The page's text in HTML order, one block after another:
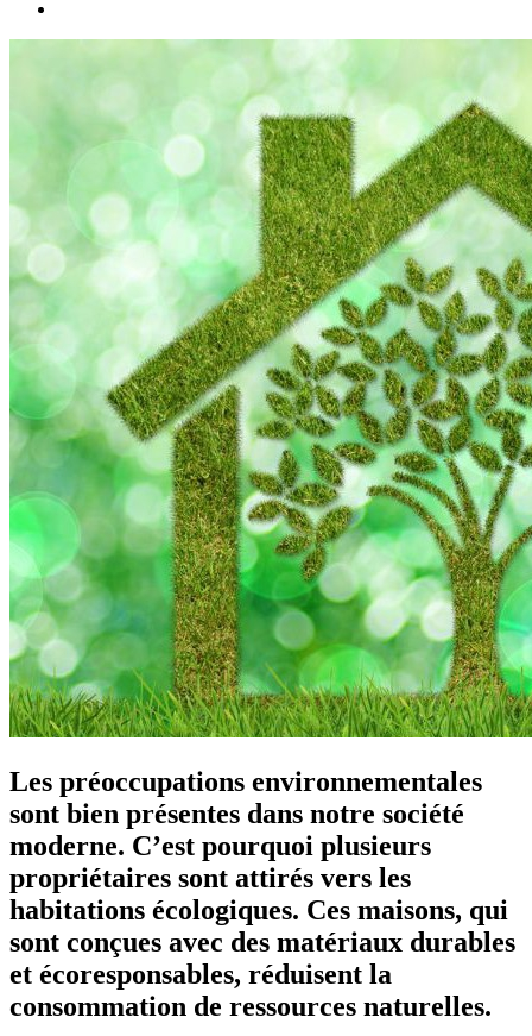
Les préoccupations environnementales
sont bien présentes dans notre société
moderne. C’est pourquoi plusieurs
propriétaires sont attirés vers les
habitations écologiques. Ces maisons, qui
sont conçues avec des matériaux durables
et écoresponsables, réduisent la
consommation de ressources naturelles.